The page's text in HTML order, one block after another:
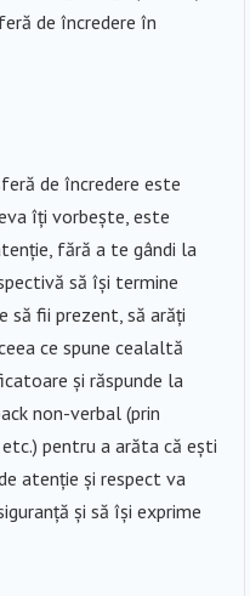
de încredere în
de încredere este
îți vorbește, este
fără a te gândi la
să își termine
să fii prezent, să arăți
ce spune cealaltă
și răspunde la
non-verbal (prin
pentru a arăta că ești
atenție și respect va
și să își exprime